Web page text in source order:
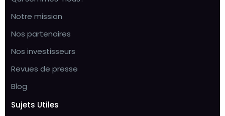
Notre mission
Nos partenaires
Nos investisseurs
Revues de presse
Blog
Sujets Utiles